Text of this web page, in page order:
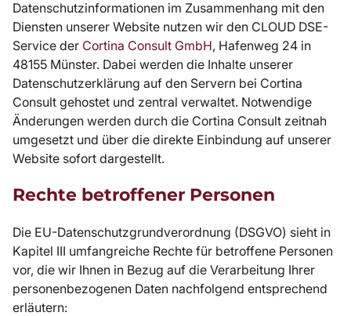
Datenschutzinformationen im Zusammenhang mit den
Diensten unserer Website nutzen wir den CLOUD DSE-
Service der Cortina Consult GmbH, Hafenweg 24 in
48155 Münster. Dabei werden die Inhalte unserer
Datenschutzerklärung auf den Servern bei Cortina
Consult gehostet und zentral verwaltet. Notwendige
Änderungen werden durch die Cortina Consult zeitnah
umgesetzt und über die direkte Einbindung auf unserer
Website sofort dargestellt.
Rechte betroffener Personen
Die EU-Datenschutzgrundverordnung (DSGVO) sieht in
Kapitel III umfangreiche Rechte für betroffene Personen
vor, die wir Ihnen in Bezug auf die Verarbeitung Ihrer
personenbezogenen Daten nachfolgend entsprechend
erläutern: